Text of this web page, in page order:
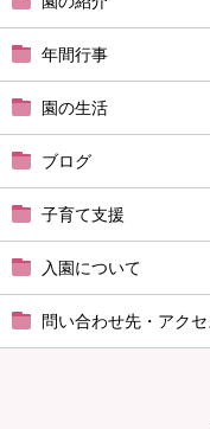
年間行事
園の生活
ブログ
子育て支援
入園について
問い合わせ先・アクセ